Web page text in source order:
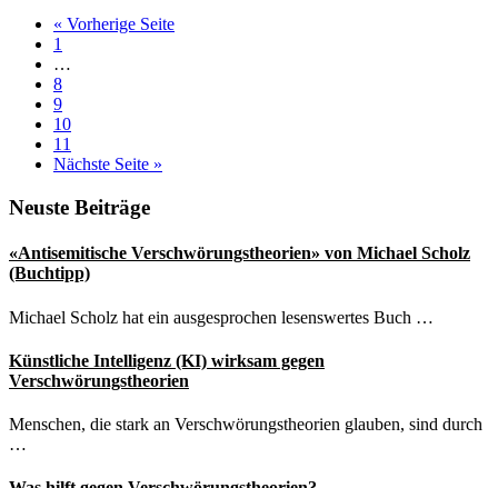
Krieg
Mobilisierung
« Vorherige Seiteaufrufen
Seite
1
Zwischenseiten
…
Seite
8
Seite
9
Seite
10
Seite
11
Nächste Seite aufrufen
»
Seitenspalte
Neuste Beiträge
«Antisemitische Verschwörungstheorien» von Michael Scholz
(Buchtipp)
Michael Scholz hat ein ausgesprochen lesenswertes Buch …
Künstliche Intelligenz (KI) wirksam gegen
Verschwörungstheorien
Menschen, die stark an Verschwörungstheorien glauben, sind durch
…